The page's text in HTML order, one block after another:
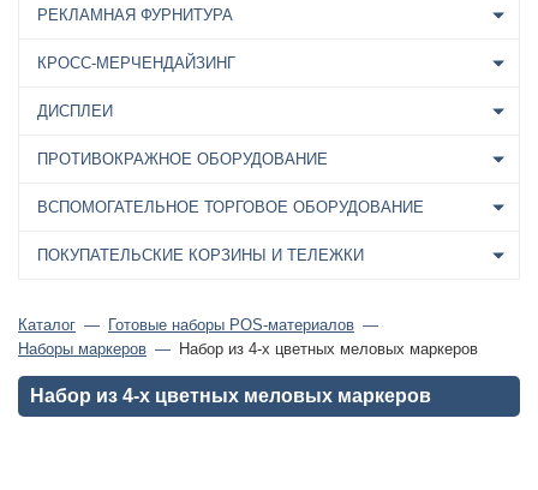
РЕКЛАМНАЯ ФУРНИТУРА
КРОСС-МЕРЧЕНДАЙЗИНГ
ДИСПЛЕИ
ПРОТИВОКРАЖНОЕ ОБОРУДОВАНИЕ
ВСПОМОГАТЕЛЬНОЕ ТОРГОВОЕ ОБОРУДОВАНИЕ
ПОКУПАТЕЛЬСКИЕ КОРЗИНЫ И ТЕЛЕЖКИ
Каталог
Готовые наборы POS-материалов
Наборы маркеров
Набор из 4-х цветных меловых маркеров
Набор из 4-х цветных меловых маркеров